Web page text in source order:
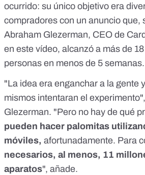
ocurrido: su único objetivo era
compradores con un anuncio que,
Abraham Glezerman, CEO de
en este vídeo, alcanzó a más de
personas en menos de 5 semanas.
"La idea era enganchar a la gente
mismos intentaran el
Glezerman. "Pero no hay de qué
pueden hacer palomitas
móviles, afortunadamente. Para
necesarios, al menos, 11
aparatos", añade.